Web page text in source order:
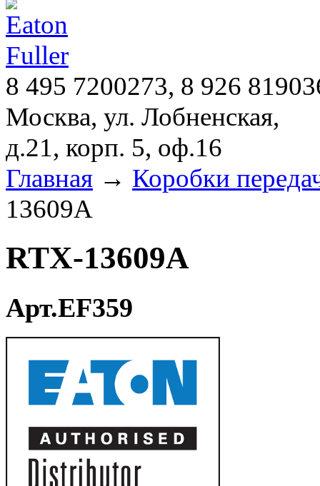
8 495 7200273, 8 926
Москва, ул. Лобненская,
д.21, корп. 5, оф.16
Главная → Коробки
13609A
RTX-13609A
Арт.EF359